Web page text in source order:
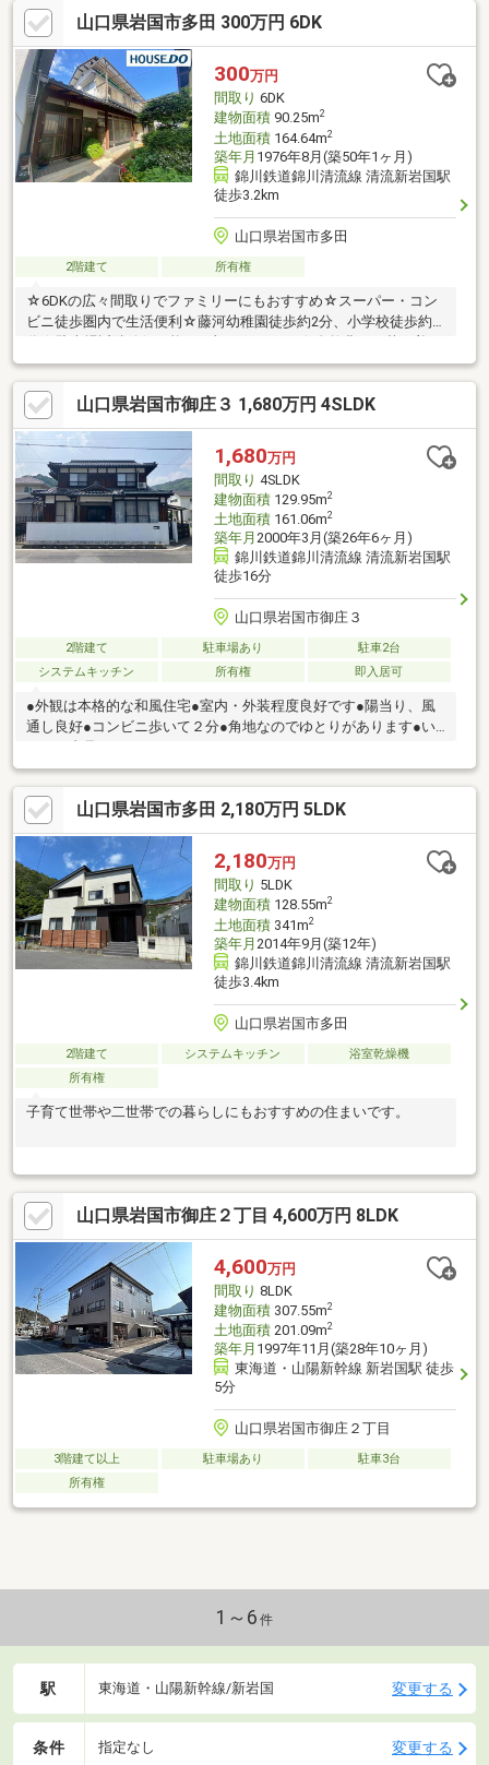
山口県岩国市多田 300万円 6DK
300万円
間取り 6DK
建物面積90.25m2
土地面積164.64m2
築年月 1976年8月(築50年1ヶ月)
錦川鉄道錦川清流線 清流新岩国駅
徒歩3.2km
山口県岩国市多田
2階建て 所有権
☆6DKの広々間取りでファミリーにもおすすめ☆スーパー・コン
ビニ徒歩圏内で生活便利☆藤河幼稚園徒歩約2分、小学校徒歩約8
た住環境☆リフォーム素材としてもおすすめ☆趣味部屋や収納ス
ペースも確保しやすい間取り☆価格を抑えてマイホームを持ちた
い方におすすめ☆投資用・セカンドハウスとしても検討可能
山口県岩国市御庄３ 1,680万円 4SLDK
1,680万円
間取り 4SLDK
建物面積129.95m2
土地面積161.06m2
築年月 2000年3月(築26年6ヶ月)
錦川鉄道錦川清流線 清流新岩国駅
徒歩16分
山口県岩国市御庄３
2階建て 駐車場あり
駐車2台
システムキッチン
所有権 即入居可
●外観は本格的な和風住宅●室内・外装程度良好です●陽当り、風
通し良好●コンビニ歩いて２分●角地なのでゆとりがあります●い
山口県岩国市多田 2,180万円 5LDK
2,180万円
間取り 5LDK
建物面積128.55m2
土地面積341m2
築年月 2014年9月(築12年)
錦川鉄道錦川清流線 清流新岩国駅
徒歩3.4km
山口県岩国市多田
2階建て システムキッチン
浴室乾燥機
所有権
子育て世帯や二世帯での暮らしにもおすすめの住まいです。
山口県岩国市御庄２丁目 4,600万円 8LDK
4,600万円
間取り 8LDK
建物面積307.55m2
土地面積201.09m2
築年月 1997年11月(築28年10ヶ月)
東海道・山陽新幹線 新岩国駅 徒歩
5分
山口県岩国市御庄２丁目
3階建て以上 駐車場あり
駐車3台
所有権
1～6 件
駅 東海道・山陽新幹線/新岩国 変更する
条件 指定なし 変更する